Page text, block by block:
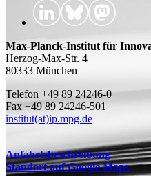
Max-Planck-Institut für
Herzog-Max-Str. 4
80333 München
Telefon +49 89 24246-0
Fax +49 89 24246-501
institut(at)ip.mpg.de
Anfahrtsbeschreibung
Standort auf Google Maps